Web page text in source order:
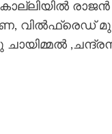
വിൽഫ്രെഡ്